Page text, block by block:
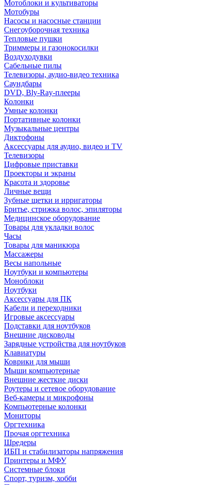
Мотоблоки и культиваторы
Мотобуры
Насосы и насосные станции
Снегоуборочная техника
Тепловые пушки
Триммеры и газонокосилки
Воздуходувки
Сабельные пилы
Телевизоры, аудио-видео техника
Саундбары
DVD, Bly-Ray-плееры
Колонки
Умные колонки
Портативные колонки
Музыкальные центры
Диктофоны
Аксессуары для аудио, видео и TV
Телевизоры
Цифровые приставки
Проекторы и экраны
Красота и здоровье
Личные вещи
Зубные щетки и ирригаторы
Бритье, стрижка волос, эпиляторы
Медицинское оборудование
Товары для укладки волос
Часы
Товары для маникюра
Массажеры
Весы напольные
Ноутбуки и компьютеры
Моноблоки
Ноутбуки
Аксессуары для ПК
Кабели и переходники
Игровые аксессуары
Подставки для ноутбуков
Внешние дисководы
Зарядные устройства для ноутбуков
Клавиатуры
Коврики для мыши
Мыши компьютерные
Внешние жесткие диски
Роутеры и сетевое оборудование
Веб-камеры и микрофоны
Компьютерные колонки
Мониторы
Оргтехника
Прочая оргтехника
Шредеры
ИБП и стабилизаторы напряжения
Принтеры и МФУ
Системные блоки
Спорт, туризм, хобби